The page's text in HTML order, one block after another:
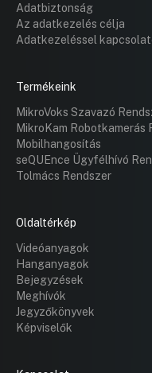
Adatbiztonság
Az adatkezelés célja
Adatkezeléssel
Termékeink
MikroVoks Szavazó
MikroKam Robotkamerás
Mobilhangosítás
seQUEnce Ügyfélhívó
Tolmács Rendszer
Oldaltérkép
Videóanyagok
Hanganyagok
Bejegyzések
Meghívók
Jegyzőkönyvek
Képviselők